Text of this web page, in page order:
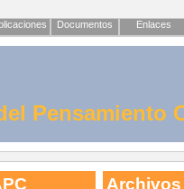
Documentos Enlaces
Pensamiento
Archivos